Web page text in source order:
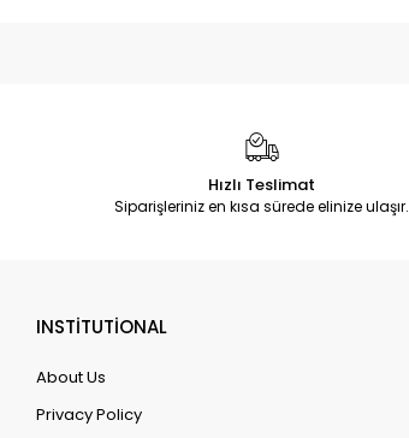
Hızlı Teslimat
Siparişleriniz en kısa sürede elinize ulaşır.
INSTİTUTİONAL
About Us
Privacy Policy